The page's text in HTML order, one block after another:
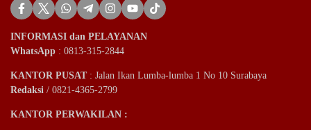
INFORMASI dan PELAYANAN
WhatsApp : 0813-315-2844
KANTOR PUSAT: Jalan Ikan Lumba-lumba 1 No 10 Surabaya
Redaksi / 0821-4365-2799
KANTOR PERWAKILAN :